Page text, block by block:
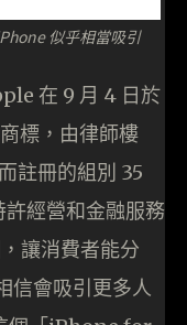
似乎相當吸引
在 9 月 4 日於
標，由律師樓
註冊的組別 35
經營和金融服務
讓消費者能分
信會吸引更多人